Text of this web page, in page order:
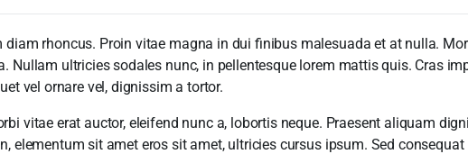
rhoncus. Proin vitae magna in dui finibus malesuada et at nulla.
Nullam ultricies sodales nunc, in pellentesque lorem mattis quis. Cras
vel ornare vel, dignissim a tortor.
vitae erat auctor, eleifend nunc a, lobortis neque. Praesent aliquam
elementum sit amet eros sit amet, ultricies cursus ipsum. Sed